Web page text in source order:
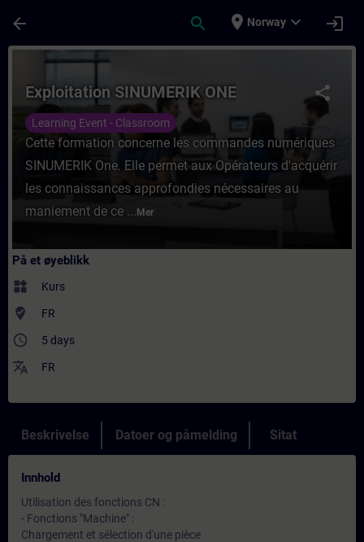
arrow_back search place Norway expand_more login
Kurs - Exploitation SINUMERIK ONE -
share
Exploitation SINUMERIK ONE
Learning Event - Classroom
Cette formation concerne les commandes numériques
SINUMERIK One. Elle permet aux Opérateurs d'acquérir
les connaissances approfondies nécessaires au
maniement de ce ... Mer
På et øyeblikk
widgets Kurs
where_to_vote FR
access_time 5 days
translate FR
Beskrivelse Datoer og påmelding Sitat
Innhold
Utilisation des fonctions CN :
- Fonctions "Machine" :
Chargement et sélection d'une pièce